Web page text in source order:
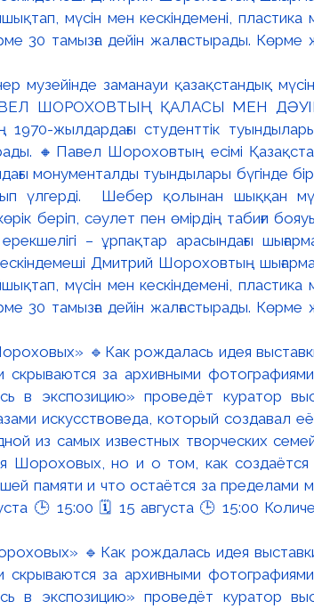
заманауи қазақстандық мүсін
ШОРОХОВТЫҢ ҚАЛАСЫ МЕН
1970-жылдардағы студенттік
🔸Павел Шороховтың есімі
монументалды туындылары бүгінде
үлгерді. Шебер қолынан шыққан
беріп, сәулет пен өмірдің табиғи
– ұрпақтар арасындағы
Дмитрий Шороховтың
мүсін мен кескіндемені,
30 тамызға дейін жалғастырады.
🔹Как рождалась идея
за архивными
экспозицию» проведёт куратор